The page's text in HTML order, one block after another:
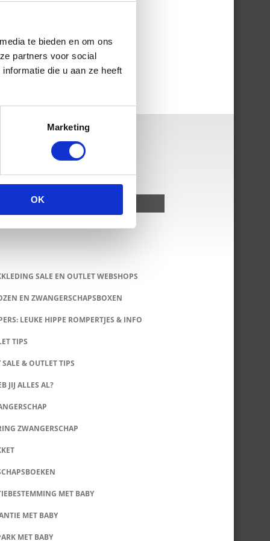
te bieden en om ons
partners voor social
die u aan ze heeft
Marketing
OK
SALE EN OUTLET WEBSHOPS
EN ZWANGERSCHAPSBOXEN
LEUKE HIPPE ROMPERTJES & INFO
TIPS
SALE & OUTLET TIPS
JIJ ALLES AL?
ZWANGERSCHAP
MET BABY
MET BABY
MET BABY